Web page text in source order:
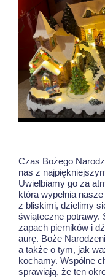
Czas Bożego
nas z
Uwielbiamy go za
która wypełnia
z bliskimi, dzielimy
świąteczne potrawy.
zapach pierników i
aurę. Boże
a także o tym, jak
kochamy. Wspólne
sprawiają, że ten